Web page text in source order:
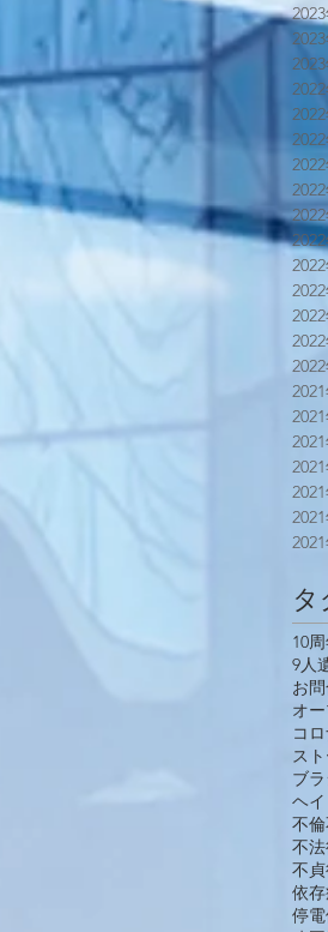
タ
10
9人
お
オ
コ
ス
ブ
ヘ
不倫
不
不
依
停電